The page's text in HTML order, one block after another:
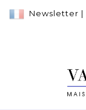
Newsletter |